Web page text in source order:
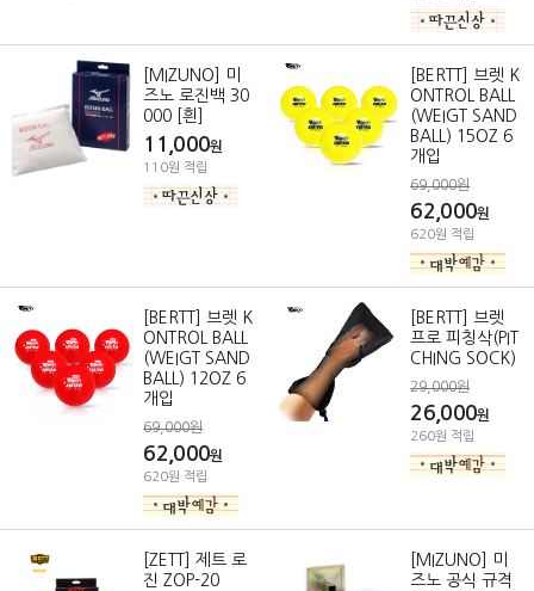
[MIZUNO] 미
즈노 로진백 30
000 [흰]
11,000원
110원 적립
[BERTT] 브렛 K
ONTROL BALL
(WEIGT SAND
BALL) 15OZ 6
개입
69,000원
62,000원
620원 적립
[BERTT] 브렛 K
ONTROL BALL
(WEIGT SAND
BALL) 12OZ 6
개입
69,000원
62,000원
620원 적립
[BERTT] 브렛
프로 피칭삭(PIT
CHING SOCK)
29,000원
26,000원
260원 적립
[ZETT] 제트 로
진 ZOP-20
[MIZUNO] 미
즈노 공식 규격